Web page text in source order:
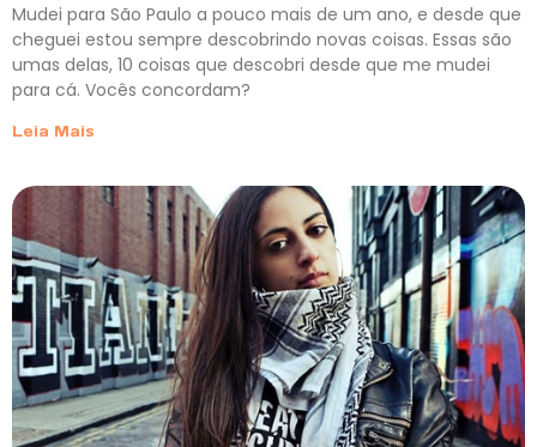
Mudei para São Paulo a pouco mais de um ano, e desde que
cheguei estou sempre descobrindo novas coisas. Essas são
umas delas, 10 coisas que descobri desde que me mudei
para cá. Vocês concordam?
Leia Mais